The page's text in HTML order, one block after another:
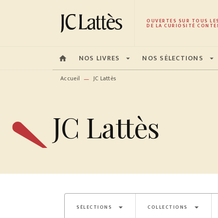
MENU RECHERCHE CONTENU
OUVERTES SUR TOUS
DE LA CURIOSITÉ
home NOS LIVRES arrow_drop_down NOS SÉLECTIONS arrow_drop_down
Accueil — JC Lattès
JC Lattès
SÉLECTIONS arrow_drop_down COLLECTIONS arrow_drop_down